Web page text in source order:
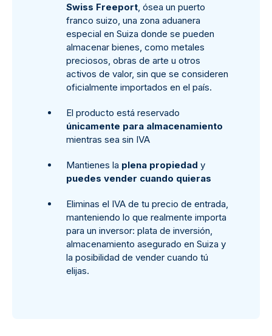
Swiss Freeport , ósea un puerto
franco suizo, una zona aduanera
especial en Suiza donde se pueden
almacenar bienes, como metales
preciosos, obras de arte u otros
activos de valor, sin que se consideren
oficialmente importados en el país.
El producto está reservado
únicamente para almacenamiento
mientras sea sin IVA
Mantienes la plena propiedad y
puedes vender cuando quieras
Eliminas el IVA de tu precio de entrada,
manteniendo lo que realmente importa
para un inversor: plata de inversión,
almacenamiento asegurado en Suiza y
la posibilidad de vender cuando tú
elijas.